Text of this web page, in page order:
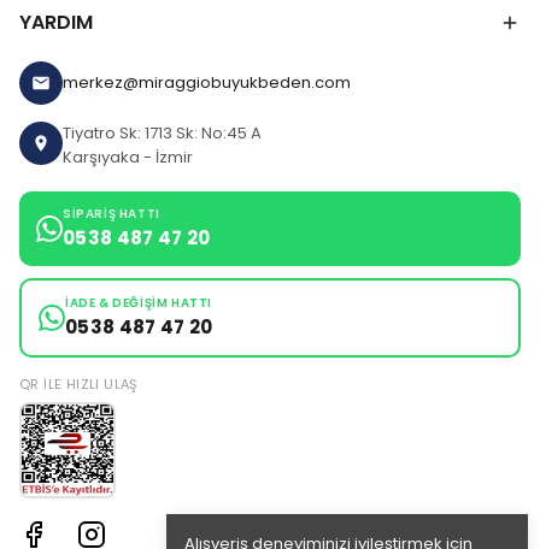
Alışveriş deneyiminizi iyileştirmek için
YARDIM
merkez@miraggiobuyukbeden.com
Tiyatro Sk: 1713 Sk: No:45 A
Karşıyaka - İzmir
SIPARIŞ HATTI
0538 487 47 20
İADE & DEĞIŞIM HATTI
0538 487 47 20
QR ILE HIZLI ULAŞ